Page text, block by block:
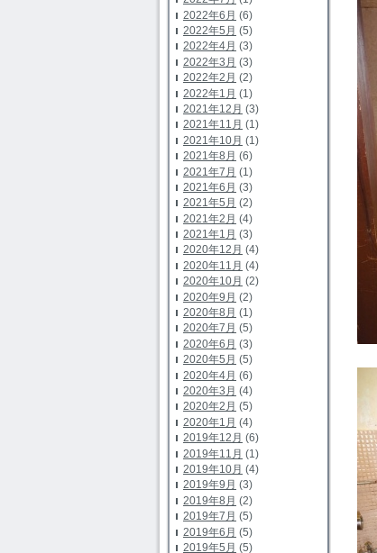
2022年6月 (6)
2022年5月 (5)
2022年4月 (3)
2022年3月 (3)
2022年2月 (2)
2022年1月 (1)
2021年12月 (3)
2021年11月 (1)
2021年10月 (1)
2021年8月 (6)
2021年7月 (1)
2021年6月 (3)
2021年5月 (2)
2021年2月 (4)
2021年1月 (3)
2020年12月 (4)
2020年11月 (4)
2020年10月 (2)
2020年9月 (2)
2020年8月 (1)
2020年7月 (5)
2020年6月 (3)
2020年5月 (5)
2020年4月 (6)
2020年3月 (4)
2020年2月 (5)
2020年1月 (4)
2019年12月 (6)
2019年11月 (1)
2019年10月 (4)
2019年9月 (3)
2019年8月 (2)
2019年7月 (5)
2019年6月 (5)
2019年5月 (5)